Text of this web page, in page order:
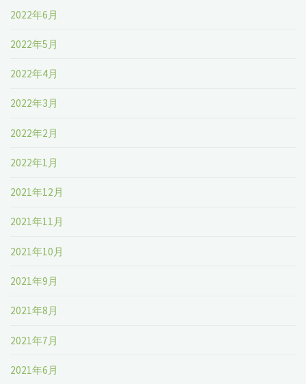
2022年6月
2022年5月
2022年4月
2022年3月
2022年2月
2022年1月
2021年12月
2021年11月
2021年10月
2021年9月
2021年8月
2021年7月
2021年6月